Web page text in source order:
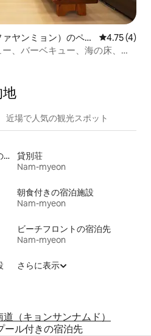
ヤンミョン）のペン
レビュー4
4.75 (4)
、バーベキュー、海の床、貸
近場で人気の観光スポット
露天風呂・ジャグジー付きの宿泊施設
貸別荘
Nam-myeon
朝食付きの宿泊施設
Nam-myeon
ビーチフロントの宿泊先
Nam-myeon
さらに表示
道（キョンサンナムド）
ール付きの宿泊先